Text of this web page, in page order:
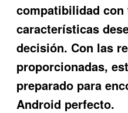
compatibilidad
características
decisión. Con las
proporcionadas,
preparado para
Android perfecto.